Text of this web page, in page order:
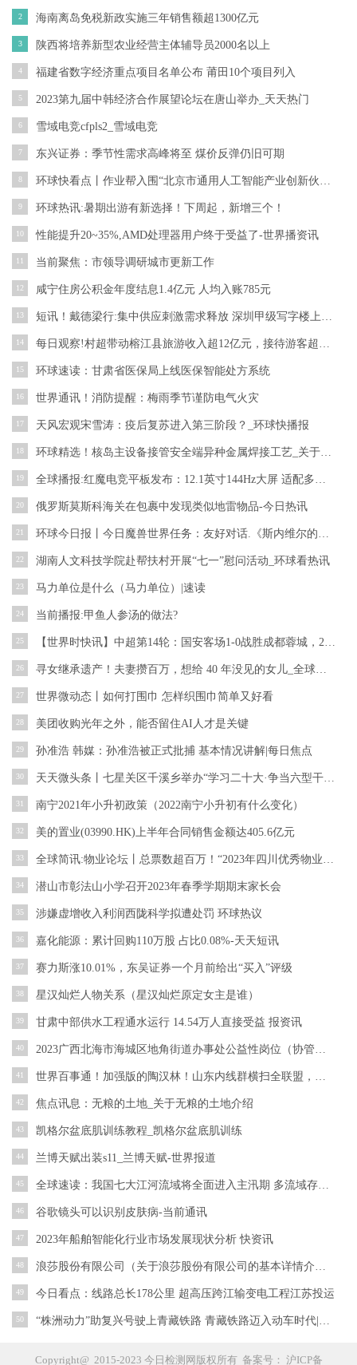
2 海南离岛免税新政实施三年销售额超1300亿元
3 陕西将培养新型农业经营主体辅导员2000名以上
4 福建省数字经济重点项目名单公布 莆田10个项目列入
5 2023第九届中韩经济合作展望论坛在唐山举办_天天热门
6 雪域电竞cfpls2_雪域电竞
7 东兴证券：季节性需求高峰将至 煤价反弹仍旧可期
8 环球快看点丨作业帮入围“北京市通用人工智能产业创新伙伴计划”，并入选“北京市通用人工智能大模型应用场景需求榜单”
9 环球热讯:暑期出游有新选择！下周起，新增三个！
10 性能提升20~35%,AMD处理器用户终于受益了-世界播资讯
11 当前聚焦：市领导调研城市更新工作
12 咸宁住房公积金年度结息1.4亿元 人均入账785元
13 短讯！戴德梁行:集中供应刺激需求释放 深圳甲级写字楼上半年净吸纳量同比增长37.5%
14 每日观察!村超带动榕江县旅游收入超12亿元，接待游客超百万人次
15 环球速读：甘肃省医保局上线医保智能处方系统
16 世界通讯！消防提醒：梅雨季节谨防电气火灾
17 天风宏观宋雪涛：疫后复苏进入第三阶段？_环球快播报
18 环球精选！核岛主设备接管安全端异种金属焊接工艺_关于核岛主设备接管安全端异种金属焊接工艺概略
19 全球播报:红魔电竞平板发布：12.1英寸144Hz大屏 适配多款原生144帧游戏
20 俄罗斯莫斯科海关在包裹中发现类似地雷物品-今日热讯
21 环球今日报丨今日魔兽世界任务：友好对话.《斯内维尔的账本》怎么做？
22 湖南人文科技学院赴帮扶村开展“七一”慰问活动_环球看热讯
23 马力单位是什么（马力单位）|速读
24 当前播报:甲鱼人参汤的做法?
25 【世界时快讯】中超第14轮：国安客场1-0战胜成都蓉城，21岁乃比江打入职业生涯首球
26 寻女继承遗产！夫妻攒百万，想给 40 年没见的女儿_全球报资讯
27 世界微动态丨如何打围巾 怎样织围巾简单又好看
28 美团收购光年之外，能否留住AI人才是关键
29 孙准浩 韩媒：孙准浩被正式批捕 基本情况讲解|每日焦点
30 天天微头条丨七星关区千溪乡举办“学习二十大·争当六型干部”主题演讲比赛
31 南宁2021年小升初政策（2022南宁小升初有什么变化）
32 美的置业(03990.HK)上半年合同销售金额达405.6亿元
33 全球简讯:物业论坛丨总票数超百万！“2023年四川优秀物业服务企业”网络票选收官
34 潜山市彰法山小学召开2023年春季学期期末家长会
35 涉嫌虚增收入利润西陇科学拟遭处罚 环球热议
36 嘉化能源：累计回购110万股 占比0.08%-天天短讯
37 赛力斯涨10.01%，东吴证券一个月前给出“买入”评级
38 星汉灿烂人物关系（星汉灿烂原定女主是谁）
39 甘肃中部供水工程通水运行 14.54万人直接受益 报资讯
40 2023广西北海市海城区地角街道办事处公益性岗位（协管员）招聘2人公告_世界看热讯
41 世界百事通！加强版的陶汉林！山东内线群横扫全联盟，强力中锋“白送”广东？
42 焦点讯息：无粮的土地_关于无粮的土地介绍
43 凯格尔盆底肌训练教程_凯格尔盆底肌训练
44 兰博天赋出装s11_兰博天赋-世界报道
45 全球速读：我国七大江河流域将全面进入主汛期 多流域存在洪涝灾害风险
46 谷歌镜头可以识别皮肤病-当前通讯
47 2023年船舶智能化行业市场发展现状分析 快资讯
48 浪莎股份有限公司（关于浪莎股份有限公司的基本详情介绍）
49 今日看点：线路总长178公里 超高压跨江输变电工程江苏投运
50 “株洲动力”助复兴号驶上青藏铁路 青藏铁路迈入动车时代|今日热议
Copyright@ 2015-2023 今日检测网版权所有 备案号： 沪ICP备